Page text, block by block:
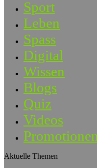
Sport
Leben
Spass
Digital
Wissen
Blogs
Quiz
Videos
Promotionen
Aktuelle Themen